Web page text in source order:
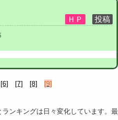
[6] [7] [8]
[9]
ンキングは日々変化しています。最